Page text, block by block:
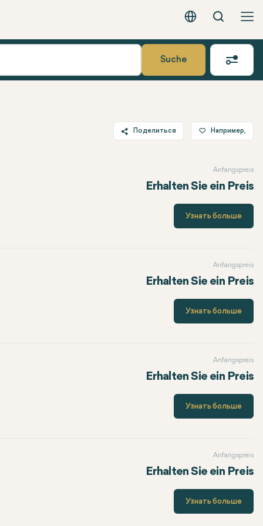
Русский - EUR
Вызов
Suche
Поделиться Например,
Anfangspreis
Erhalten Sie ein Preis
Узнать больше
Anfangspreis
Erhalten Sie ein Preis
Узнать больше
Anfangspreis
Erhalten Sie ein Preis
Узнать больше
Anfangspreis
Erhalten Sie ein Preis
Узнать больше